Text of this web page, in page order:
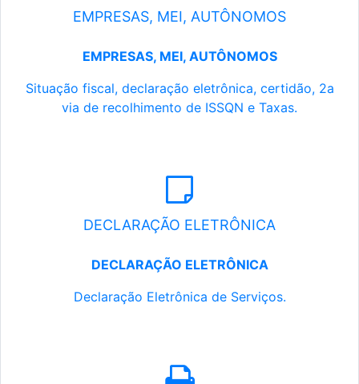
EMPRESAS, MEI, AUTÔNOMOS
EMPRESAS, MEI, AUTÔNOMOS
Situação fiscal, declaração eletrônica, certidão, 2a
via de recolhimento de ISSQN e Taxas.
DECLARAÇÃO ELETRÔNICA
DECLARAÇÃO ELETRÔNICA
Declaração Eletrônica de Serviços.